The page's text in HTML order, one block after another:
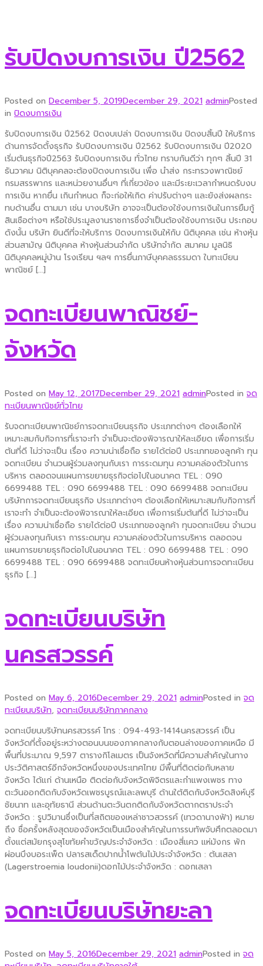
รับปิดงบการเงิน ปี2562
Posted on December 5, 2019December 29, 2021 adminPosted
in ปิดงบการเงิน
รับปิดงบการเงิน ปี2562 ปิดงบเปล่า ปิดงบการเงิน ปิดงบสิ้นปี ให้บริการ
ด้านการจัดตั้งธุรกิจ รับปิดงบการเงิน ปี2562 รับปิดงบการเงิน ปี2020
เริ่มต้นธุรกิจปี2563 รับปิดงบการเงิน ทั่วไทย ทราบกันดีว่า ทุกๆ สิ้นปี 31
ธันวาคม นิติบุคคลจะต้องปิดงบการเงิน เพื่อ นำส่ง กระทรวงพาณิชย์
กรมสรรพากร และหน่วยงานอื่นๆ ที่เกี่ยวข้อง และมีระยะเวลากำหนดรับงบ
การเงิน หากยื่น เกินกำหนด ก็จะก่อให้เกิด ค่าปรับต่างๆ และยังส่งผลกระ
ทบด้านอื่น ตามมา เช่น บางบริษัท อาจจะเป็นต้องใช้งบการเงินในการยืมกู้
สินเชือต่างๆ หรือใช้ประมูลงานราชการซึ่งจำเป็นต้องใช้งบการเงิน ประกอบ
ดังนั้น บริษัท ยินดีที่จะให้บริการ ปิดงบการเงินให้กับ นิติบุคคล เช่น ห้างหุ้น
ส่วนสามัญ นิติบุคคล ห้างหุ้นส่วนจำกัด บริษัทจำกัด สมาคม มูลนิธิ
นิติบุคคลหมู่บ้าน โรงเรียน ฯลฯ การยื่นภาษีบุคคลธรรมดา ใบทะเบียน
พาณิชย์ […]
จดทะเบียนพาณิชย์-
จังหวัด
Posted on May 12, 2017December 29, 2021 adminPosted in จด
ทะเบียนพาณิชย์ทั่วไทย
รับจดทะเบียนพาณิชย์การจดทะเบียนธุรกิจ ประเภทต่างๆ ต้องเลือกให้
เหมาะสมกับกิจการที่เราจะทำ จำเป็นจะต้องพิจารณาให้ละเอียด เพื่อการเริ่ม
ต้นที่ดี ไม่ว่าจะเป็น เรื่อง ความน่าเชื่อถือ รายได้ต่อปี ประเภทของลูกค้า ทุน
จดทะเบียน จำนวนผู้ร่วมลงทุนกับเรา การระดมทุน ความคล่องตัวในการ
บริหาร ตลอดจนแผนการขยายธุรกิจต่อไปในอนาคต TEL : 090
6699488 TEL : 090 6699488 TEL : 090 6699488 จดทะเบียน
บริษัทการจดทะเบียนธุรกิจ ประเภทต่างๆ ต้องเลือกให้เหมาะสมกับกิจการที่
เราจะทำ จำเป็นจะต้องพิจารณาให้ละเอียด เพื่อการเริ่มต้นที่ดี ไม่ว่าจะเป็น
เรื่อง ความน่าเชื่อถือ รายได้ต่อปี ประเภทของลูกค้า ทุนจดทะเบียน จำนวน
ผู้ร่วมลงทุนกับเรา การระดมทุน ความคล่องตัวในการบริหาร ตลอดจน
แผนการขยายธุรกิจต่อไปในอนาคต TEL : 090 6699488 TEL : 090
6699488 TEL : 090 6699488 จดทะเบียนห้างหุ้นส่วนการจดทะเบียน
ธุรกิจ […]
จดทะเบียนบริษัท
นครสวรรค์
Posted on May 6, 2016December 29, 2021 adminPosted in จด
ทะเบียนบริษัท, จดทะเบียนบริษัทภาคกลาง
จดทะเบียนบริษัทนครสวรรค์ โทร : 094-493-1414นครสวรรค์ เป็น
จังหวัดที่ตั้งอยู่ระหว่างตอนบนของภาคกลางกับตอนล่างของภาคเหนือ มี
พื้นที่ประมาณ 9,597 ตารางกิโลเมตร เป็นจังหวัดที่มีความสำคัญในทาง
ประวัติศาสตร์อีกจังหวัดหนึ่งของประเทศไทย มีพื้นที่ติดต่อกับหลาย
จังหวัด ได้แก่ ด้านเหนือ ติดต่อกับจังหวัดพิจิตรและกำแพงเพชร ทาง
ตะวันออกติดกับจังหวัดเพชรบูรณ์และลพบุรี ด้านใต้ติดกับจังหวัดสิงห์บุรี
ชัยนาท และอุทัยธานี ส่วนด้านตะวันตกติดกับจังหวัดตากตราประจำ
จังหวัด : รูปวิมานซึ่งเป็นที่สถิตของเหล่าชาวสวรรค์ (เทวดานางฟ้า) หมาย
ถึง ชื่อครั้งหลังสุดของจังหวัดเป็นเมืองสำคัญในการรบทัพจับศึกตลอดมา
ตั้งแต่สมัยกรุงสุโขทัยคำขวัญประจำจังหวัด : เมืองสี่แคว แห่มังกร พัก
ผ่อนบึงบอระเพ็ด ปลารสเด็ดปากน้ำโพต้นไม้ประจำจังหวัด : ต้นเสลา
(Lagerstroemia loudonii)ดอกไม้ประจำจังหวัด : ดอกเสลา
จดทะเบียนบริษัทยะลา
Posted on May 5, 2016December 29, 2021 adminPosted in จด